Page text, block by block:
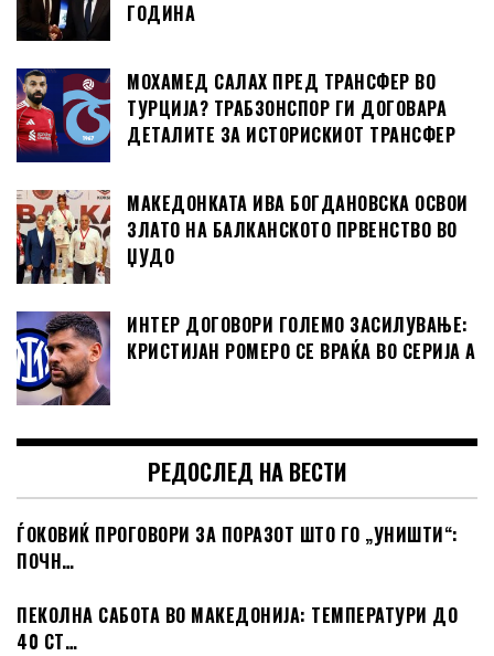
ГОДИНА
МОХАМЕД САЛАХ ПРЕД ТРАНСФЕР ВО
ТУРЦИЈА? ТРАБЗОНСПОР ГИ ДОГОВАРА
ДЕТАЛИТЕ ЗА ИСТОРИСКИОТ ТРАНСФЕР
МАКЕДОНКАТА ИВА БОГДАНОВСКА ОСВОИ
ЗЛАТО НА БАЛКАНСКОТО ПРВЕНСТВО ВО
ЏУДО
ИНТЕР ДОГОВОРИ ГОЛЕМО ЗАСИЛУВАЊЕ:
КРИСТИЈАН РОМЕРО СЕ ВРАЌА ВО СЕРИЈА А
РЕДОСЛЕД НА ВЕСТИ
ЃОКОВИЌ ПРОГОВОРИ ЗА ПОРАЗОТ ШТО ГО „УНИШТИ“:
ПОЧН…
ПЕКОЛНА САБОТА ВО МАКЕДОНИЈА: ТЕМПЕРАТУРИ ДО
40 СТ…